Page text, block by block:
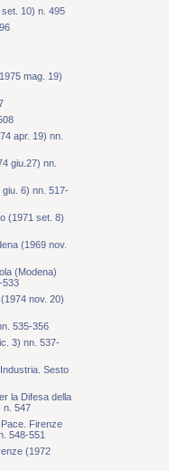
10) n. 495
mag. 19)
apr. 19) nn.
giu.27) nn.
giu. 6) nn. 517-
(1971 set. 8)
(1969 nov.
(Modena)
533
nov. 20)
535-356
3) nn. 537-
Sesto
la Difesa della
n. 547
Firenze
548-551
(1972